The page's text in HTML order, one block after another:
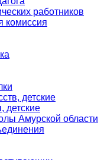
работников
комиссия
детские
детские
Амурской области